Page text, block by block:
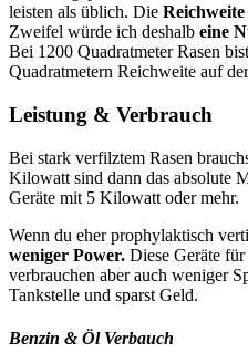
leisten als üblich. Die
Zweifel würde ich deshalb eine
Bei 1200 Quadratmeter Rasen
Quadratmetern Reichweite auf
Leistung & Verbrauch
Bei stark verfilztem Rasen
Kilowatt sind dann das absolute
Geräte mit 5 Kilowatt oder mehr.
Wenn du eher prophylaktisch
weniger Power. Diese Geräte
verbrauchen aber auch weniger
Tankstelle und sparst Geld.
Benzin & Öl Verbauch